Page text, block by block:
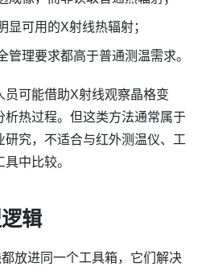
显可用的X射线热辐射；
管理要求都高于普通测温需求。
可能借助X射线观察晶格变
析热过程。但这类方法通常属于
究，不适合与红外测温仪、工
中比较。
辑
放进同一个工具箱，它们解决